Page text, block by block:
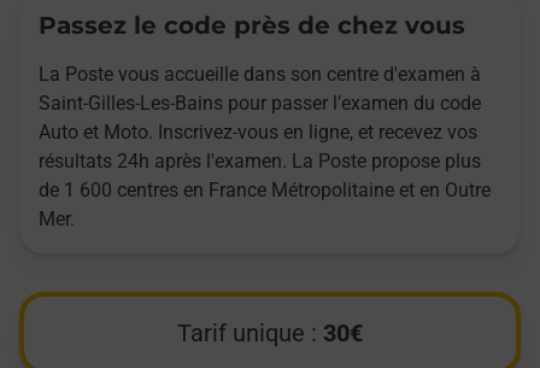
Passez le code près de chez vous
La Poste vous accueille dans son centre d'examen à
Saint-Gilles-Les-Bains pour passer l’examen du code
Auto et Moto. Inscrivez-vous en ligne, et recevez vos
résultats 24h après l'examen. La Poste propose plus
de 1 600 centres en France Métropolitaine et en Outre
Mer.
Tarif unique : 30€